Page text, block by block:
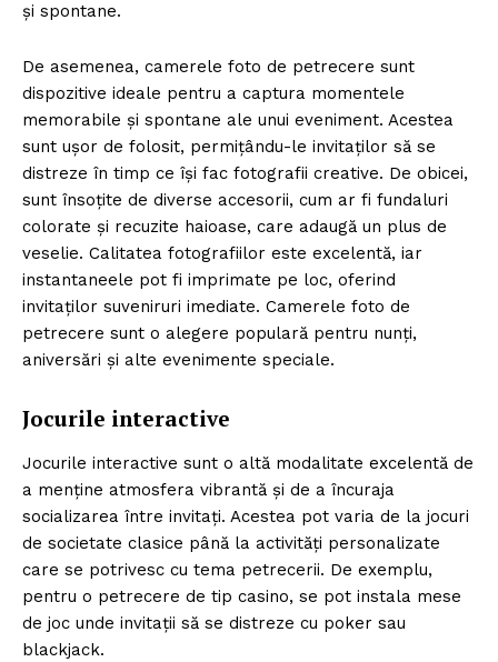
și spontane.
De asemenea, camerele foto de petrecere sunt
dispozitive ideale pentru a captura momentele
memorabile și spontane ale unui eveniment. Acestea
sunt ușor de folosit, permițându-le invitaților să se
distreze în timp ce își fac fotografii creative. De obicei,
sunt însoțite de diverse accesorii, cum ar fi fundaluri
colorate și recuzite haioase, care adaugă un plus de
veselie. Calitatea fotografiilor este excelentă, iar
instantaneele pot fi imprimate pe loc, oferind
invitaților suveniruri imediate. Camerele foto de
petrecere sunt o alegere populară pentru nunți,
aniversări și alte evenimente speciale.
Jocurile interactive
Jocurile interactive sunt o altă modalitate excelentă de
a menține atmosfera vibrantă și de a încuraja
socializarea între invitați. Acestea pot varia de la jocuri
de societate clasice până la activități personalizate
care se potrivesc cu tema petrecerii. De exemplu,
pentru o petrecere de tip casino, se pot instala mese
de joc unde invitații să se distreze cu poker sau
blackjack.